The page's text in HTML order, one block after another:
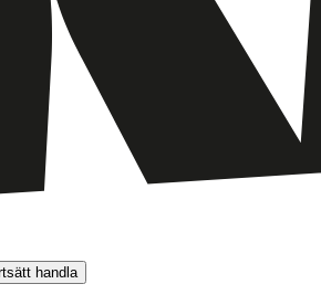
handla